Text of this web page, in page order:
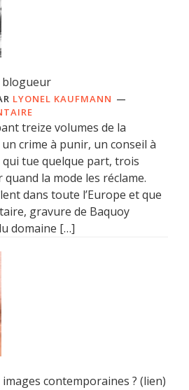
blogueur
LYONEL KAUFMANN
treize volumes de la
un crime à punir, un conseil à
tue quelque part, trois
la mode les réclame.
dans toute l’Europe et que
gravure de Baquoy
domaine […]
contemporaines ? (lien)